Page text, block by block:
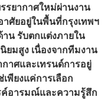
รยากาศใหม่ผ่านงาน
ศัยอยู่ในพื้นที่กรุงเทพฯ
น รับตกแต่งภายใน
ยมสูง เนื่องจากทีมงาน
าศและเทรนด์การอยู่
พียงแค่การเลือก
ค์อารมณ์และความรู้สึก